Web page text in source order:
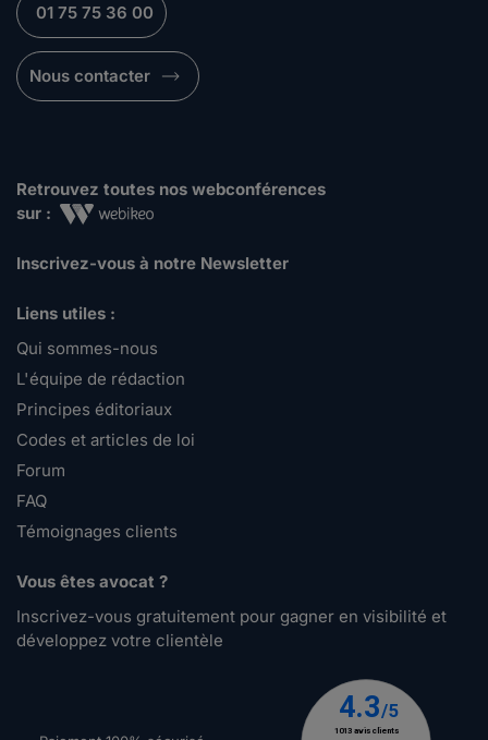
01 75 75 36 00
Nous contacter
Retrouvez toutes nos webconférences
sur :
Inscrivez-vous à notre Newsletter
Liens utiles :
Qui sommes-nous
L'équipe de rédaction
Principes éditoriaux
Codes et articles de loi
Forum
FAQ
Témoignages clients
Vous êtes avocat ?
Inscrivez-vous gratuitement pour gagner en visibilité et
développez votre clientèle